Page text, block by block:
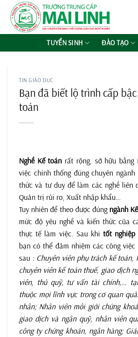
Chuyển
đến
TUYỂN SINH ĐÀO TẠO
TIN GIÁO DỤC
Bạn đã biết lộ trình cấp
toán
Nghề Kế toán rất rộng, sở hữu bằng
việc chính thống đúng chuyên
thức và tư duy để làm các nghề liên
Quản trị rủi ro, Xuất nhập khẩu…
Tuy nhiên để theo được đúng ngành
mức độ yêu nghề và kiến thức của
thực tế làm việc. Sau khitốt nghiệp
bạn có thể đảm nhiệm các công việc
sau : Chuyên viên phụ trách kế
chuyên viên kế toán thuế, giao dịch
viên, thủ quỹ, tư vấn tài chính,…
thuộc mọi lĩnh vực trong cơ quan
nhân; Nhân viên môi giới chứng
giao dịch và ngân quỹ, nhân viên
công ty chứng khoán, ngân hàng;